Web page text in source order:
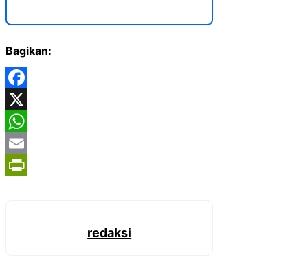
Bagikan:
Facebook
X
WhatsApp
Email
redaksi